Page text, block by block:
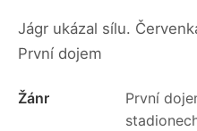
Jágr ukázal sílu.
První dojem
Žánr
První